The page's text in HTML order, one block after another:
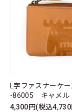
L字ファスナーケ
-86005 キャメ
4,300円(税込4,730